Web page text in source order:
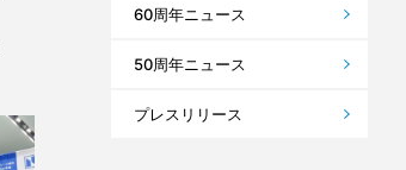
60周年ニュース
50周年ニュース
プレスリリース